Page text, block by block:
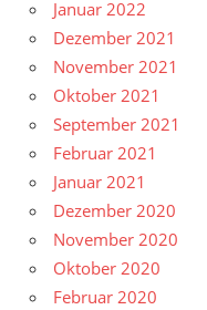
Januar 2022
Dezember 2021
November 2021
Oktober 2021
September 2021
Februar 2021
Januar 2021
Dezember 2020
November 2020
Oktober 2020
Februar 2020